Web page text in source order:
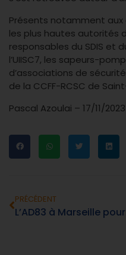
Présents notamment
les plus hautes autorités
responsables du SDIS et
l’UIISC7, les sapeurs-
d’associations de
de la CCFF-RCSC de
Pascal Azoulai – 17/11/2023
PRÉCÉDENT